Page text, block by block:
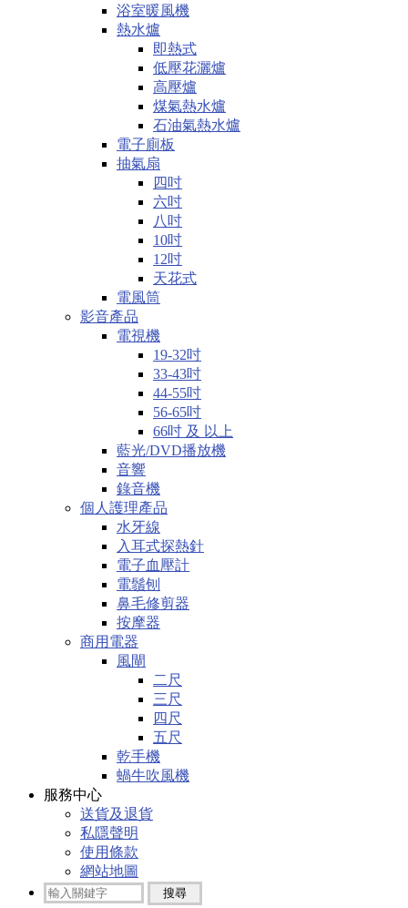
浴室暖風機
熱水爐
即熱式
低壓花灑爐
高壓爐
煤氣熱水爐
石油氣熱水爐
電子廁板
抽氣扇
四吋
六吋
八吋
10吋
12吋
天花式
電風筒
影音產品
電視機
19-32吋
33-43吋
44-55吋
56-65吋
66吋 及 以上
藍光/DVD播放機
音響
錄音機
個人護理產品
水牙線
入耳式探熱針
電子血壓計
電鬚刨
鼻毛修剪器
按摩器
商用電器
風閘
二尺
三尺
四尺
五尺
乾手機
蝸牛吹風機
服務中心
送貨及退貨
私隱聲明
使用條款
網站地圖